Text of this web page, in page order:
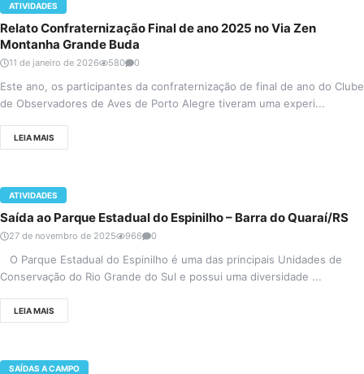
ATIVIDADES
Relato Confraternização Final de ano 2025 no Via Zen
Montanha Grande Buda
11 de janeiro de 2026 580 0
Este ano, os participantes da confraternização de final de ano do Clube
de Observadores de Aves de Porto Alegre tiveram uma experi...
LEIA MAIS
ATIVIDADES
Saída ao Parque Estadual do Espinilho – Barra do Quaraí/RS
27 de novembro de 2025 966 0
O Parque Estadual do Espinilho é uma das principais Unidades de
Conservação do Rio Grande do Sul e possui uma diversidade ...
LEIA MAIS
SAÍDAS A CAMPO